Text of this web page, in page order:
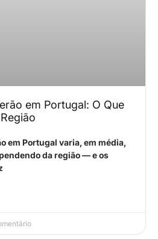
em Portugal: O Que
em Portugal varia, em média,
da região — e os